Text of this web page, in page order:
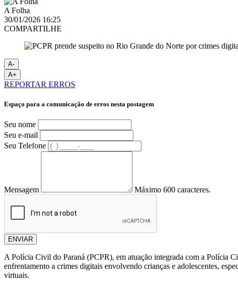
A Folha
30/01/2026 16:25
COMPARTILHE
A-
A+
REPORTAR ERROS
Espaço para a comunicação de erros nesta postagem
Seu nome
Seu e-mail
Seu Telefone
Mensagem Máximo 600 caracteres.
ENVIAR
A Polícia Civil do Paraná (PCPR), em atuação integrada com a Polícia
enfrentamento a crimes digitais envolvendo crianças e adolescentes,
virtuais.